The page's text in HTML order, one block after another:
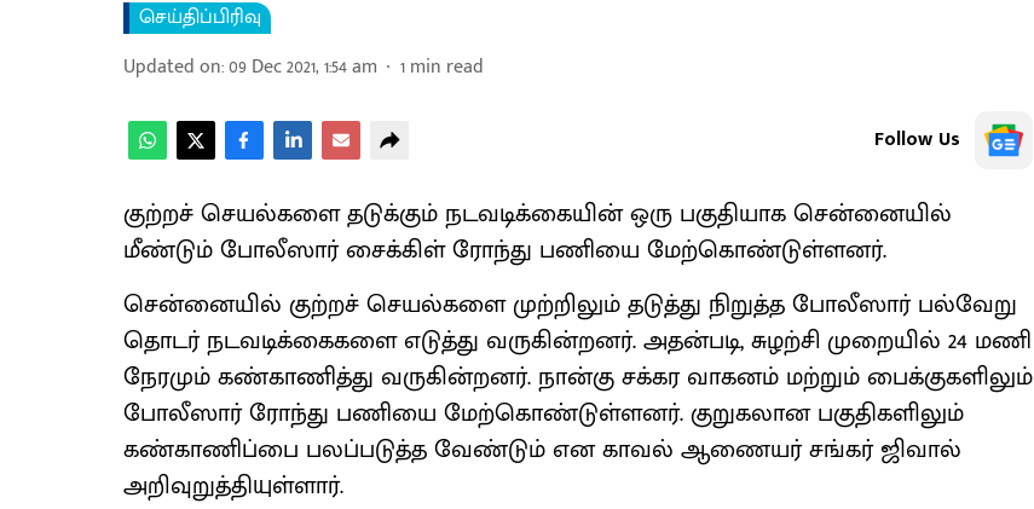
செய்திப்பிரிவு
Updated on:09 Dec 2021, 1:54 am 1min read
Follow Us
குற்றச் செயல்களை தடுக்கும் நடவடிக்கையின் ஒரு பகுதியாக சென்னையில்
மீண்டும் போலீஸார் சைக்கிள் ரோந்து பணியை மேற்கொண்டுள்ளனர்.
சென்னையில் குற்றச் செயல்களை முற்றிலும் தடுத்து நிறுத்த போலீஸார் பல்வேறு
தொடர் நடவடிக்கைகளை எடுத்து வருகின்றனர். அதன்படி, சுழற்சி முறையில் 24 மணி
நேரமும் கண்காணித்து வருகின்றனர். நான்கு சக்கர வாகனம் மற்றும் பைக்குகளிலும்
போலீஸார் ரோந்து பணியை மேற்கொண்டுள்ளனர். குறுகலான பகுதிகளிலும்
கண்காணிப்பை பலப்படுத்த வேண்டும் என காவல் ஆணையர் சங்கர் ஜிவால்
அறிவுறுத்தியுள்ளார்.